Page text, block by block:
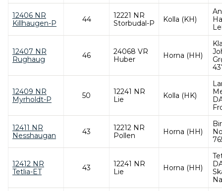
12406 NR
Killhaugen-P
44
12221 NR
Storbudal-P
Kolla (KH)
12407 NR
Rughaug
46
24068 VR
Huber
Horna (HH)
12409 NR
Myrholdt-P
50
12241 NR
Lie
Kolla (HK)
12411 NR
Nesshaugan
43
12212 NR
Pollen
Horna (HH)
12412 NR
Tetlia-ET
43
12241 NR
Lie
Horna (HH)